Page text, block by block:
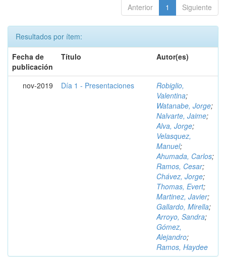
Anterior 1 Siguiente
Resultados por ítem:
Fecha de
publicación
Título Autor(es)
nov-2019 Día 1 - Presentaciones
Robiglio,
Valentina;
Watanabe, Jorge;
Nalvarte, Jaime;
Alva, Jorge;
Velasquez,
Manuel;
Ahumada, Carlos;
Ramos, Cesar;
Chávez, Jorge;
Thomas, Evert;
Martinez, Javier;
Gallardo, Mirella;
Arroyo, Sandra;
Gómez,
Alejandro;
Ramos, Haydee